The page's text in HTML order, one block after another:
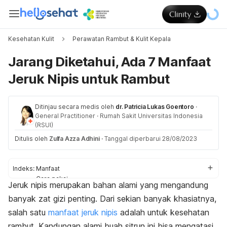
Kesehatan Kulit Perawatan Rambut & Kulit Kepala
Jarang Diketahui, Ada 7 Manfaat
Jeruk Nipis untuk Rambut
Ditinjau secara medis oleh dr. Patricia Lukas Goentoro ·
General Practitioner · Rumah Sakit Universitas Indonesia
(RSUI)
Ditulis oleh Zulfa Azza Adhini · Tanggal diperbarui 28/08/2023
Indeks: Manfaat
Cara pakai
Efek samping
Jeruk nipis merupakan bahan alami yang mengandung
banyak zat gizi penting. Dari sekian banyak khasiatnya,
salah satu manfaat jeruk nipis adalah untuk kesehatan